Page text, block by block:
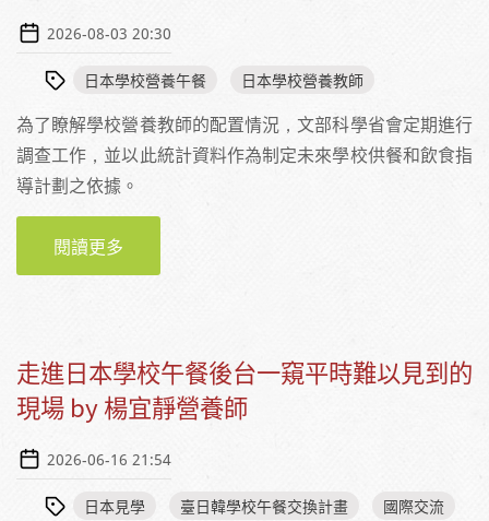
2026-08-03 20:30
日本學校營養午餐 日本學校營養教師
為了瞭解學校營養教師的配置情況，文部科學省會定期進行
調查工作，並以此統計資料作為制定未來學校供餐和飲食指
導計劃之依據。
閱讀更多
2025年5月1日）
走進日本學校午餐後台一窺平時難以見到的
現場 by 楊宜靜營養師
2026-06-16 21:54
日本見學 臺日韓學校午餐交換計畫
國際交流